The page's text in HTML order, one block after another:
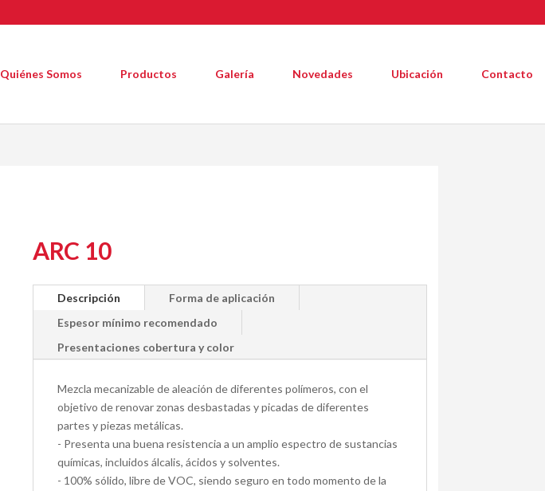
Quiénes Somos Productos Galería Novedades Ubicación Contacto
ARC 10
Descripción
Forma de aplicación
Espesor mínimo recomendado
Presentaciones cobertura y color
Mezcla mecanizable de aleación de diferentes polímeros, con el
objetivo de renovar zonas desbastadas y picadas de diferentes
partes y piezas metálicas.
- Presenta una buena resistencia a un amplio espectro de sustancias
químicas, incluidos álcalis, ácidos y solventes.
- 100% sólido, libre de VOC, siendo seguro en todo momento de la